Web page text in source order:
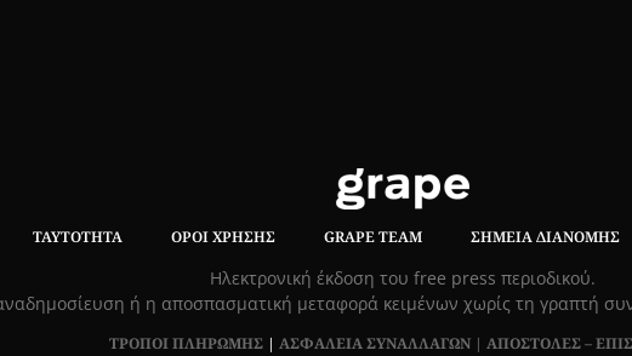
ΤΑΥΤΌΤΗΤΑ ΌΡΟΙ ΧΡΉΣΗΣ GRAPE TEAM ΣΗΜΕΊΑ ΔΙΑΝΟΜΉΣ
Hλεκτρονική έκδοση του free press περιοδικού.
ή η αποσπασματική μεταφορά κειμένων χωρίς τη γραπτή
ΤΡΟΠΟΙ ΠΛΗΡΩΜΗΣ | ΑΣΦΑΛΕΙΑ ΣΥΝΑΛΛΑΓΩΝ | ΑΠΟΣΤΟΛΕΣ –